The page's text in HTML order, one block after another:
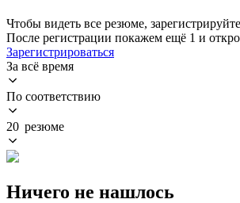
Чтобы видеть все резюме,
После регистрации покажем ещё 1 и
Зарегистрироваться
За всё время
По соответствию
20 резюме
Ничего не нашлось